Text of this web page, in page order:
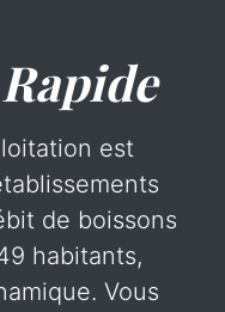
est
de boissons
habitants,
Vous